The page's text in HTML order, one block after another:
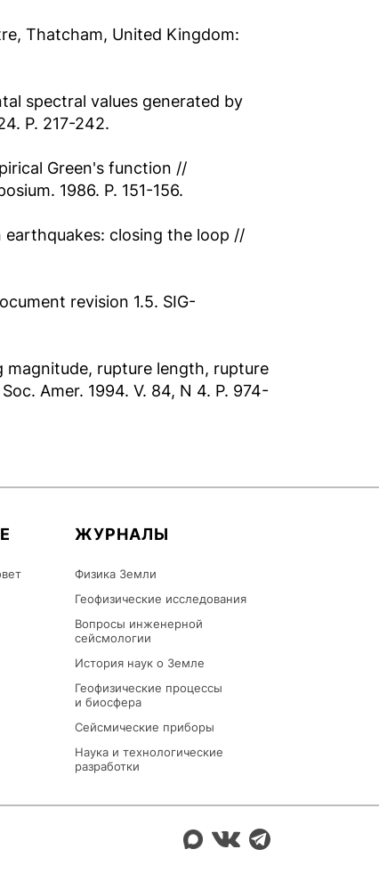
Thatcham, United Kingdom:
spectral values generated by
P. 217-242.
Green's function //
1986. P. 151-156.
earthquakes: closing the loop //
revision 1.5. SIG-
magnitude, rupture length, rupture
Amer. 1994. V. 84, N 4. P. 974-
ЖУРНАЛЫ
Физика Земли
Геофизические исследования
Вопросы инженерной
сейсмологии
История наук о Земле
Геофизические процессы
и биосфера
Сейсмические приборы
Наука и технологические
разработки